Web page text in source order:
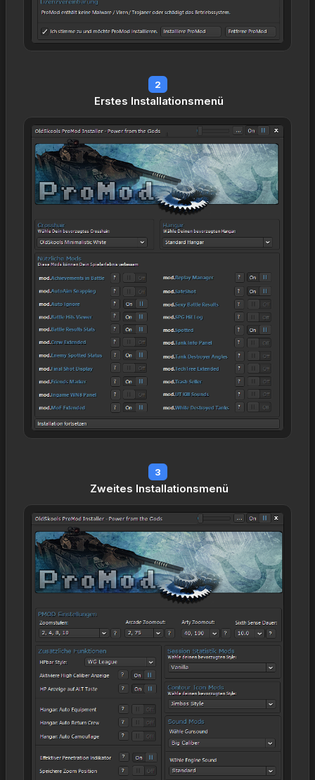
2
Erstes Installationsmenü
3
Zweites Installationsmenü